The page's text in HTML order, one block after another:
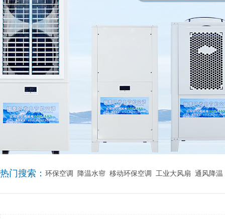
热门搜索： 环保空调 降温水帘 移动环保空调 工业大风扇 通风降温